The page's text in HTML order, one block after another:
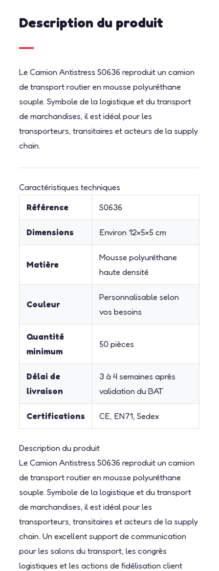
Description du produit
Le Camion Antistress S0636 reproduit un camion
de transport routier en mousse polyuréthane
souple. Symbole de la logistique et du transport
de marchandises, il est idéal pour les
transporteurs, transitaires et acteurs de la supply
chain.
Caractéristiques techniques
Référence
S0636
Dimensions Environ 12×5×5 cm
Matière
Mousse polyuréthane
haute densité
Couleur
Personnalisable selon
vos besoins
Quantité
minimum
50 pièces
Délai de
livraison
3 à 4 semaines après
validation du BAT
Certifications CE, EN71, Sedex
Description du produit
Le Camion Antistress S0636 reproduit un camion
de transport routier en mousse polyuréthane
souple. Symbole de la logistique et du transport
de marchandises, il est idéal pour les
transporteurs, transitaires et acteurs de la supply
chain. Un excellent support de communication
pour les salons du transport, les congrès
logistiques et les actions de fidélisation client